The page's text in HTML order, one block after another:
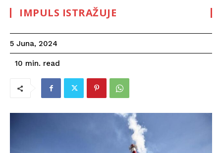
IMPULS ISTRAŽUJE
5 Juna, 2024
10 min. read